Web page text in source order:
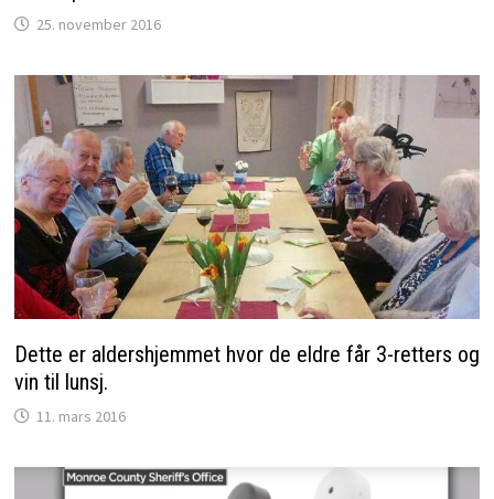
25. november 2016
Dette er aldershjemmet hvor de eldre får 3-retters og
vin til lunsj.
11. mars 2016